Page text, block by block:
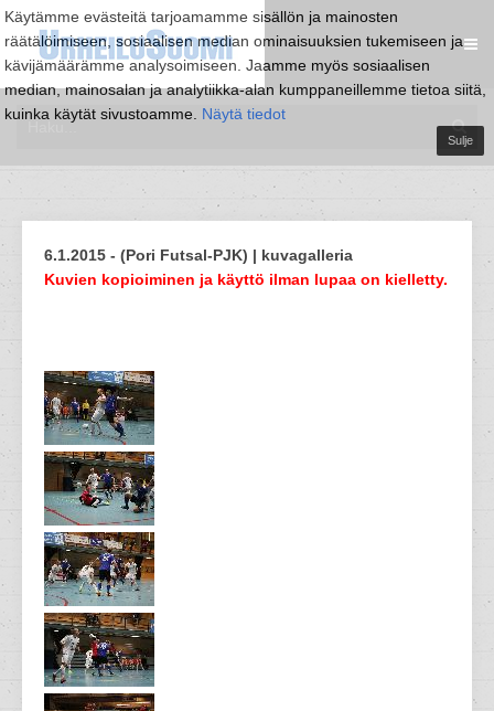
Käytämme evästeitä tarjoamamme sisällön ja mainosten
räätälöimiseen, sosiaalisen median ominaisuuksien tukemiseen ja
kävijämäärämme analysoimiseen. Jaamme myös sosiaalisen
median, mainosalan ja analytiikka-alan kumppaneillemme tietoa siitä,
kuinka käytät sivustoamme. Näytä tiedot
Sulje
6.1.2015 - (Pori Futsal-PJK) | kuvagalleria
Kuvien kopioiminen ja käyttö ilman lupaa on kielletty.